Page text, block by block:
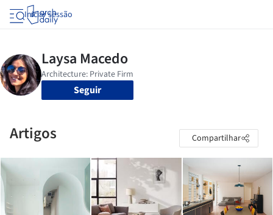
Iniciar sessão
Seguir
Artigos Compartilhar